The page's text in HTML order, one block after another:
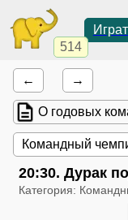
514
← →
О годовых
Командный
20:30. Дурак
Категория: